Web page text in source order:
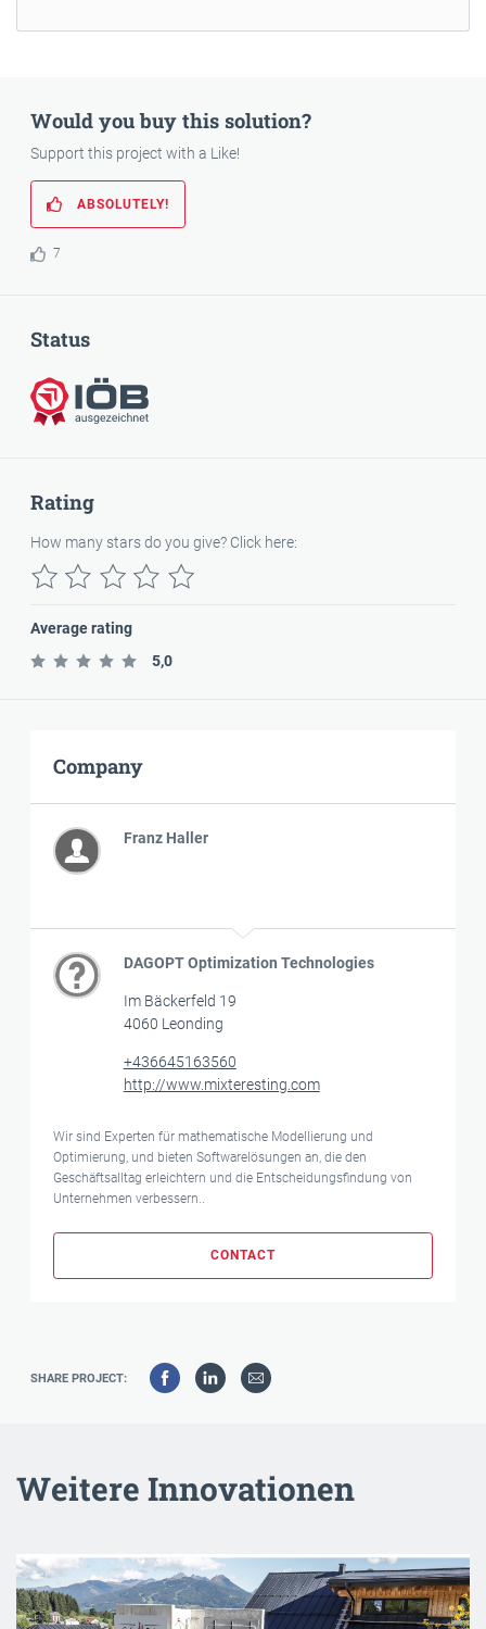
Would you buy this solution?
Support this project with a Like!
ABSOLUTELY!
7
Status
Awarded
Rating
How many stars do you give? Click here:
Average rating
5,0
Company
Franz Haller
DAGOPT Optimization Technologies
Im Bäckerfeld 19
4060 Leonding
+436645163560
http://www.mixteresting.com
Wir sind Experten für mathematische Modellierung und
Optimierung, und bieten Softwarelösungen an, die den
Geschäftsalltag erleichtern und die Entscheidungsfindung von
Unternehmen verbessern..
CONTACT
SHARE PROJECT:
Weitere Innovationen